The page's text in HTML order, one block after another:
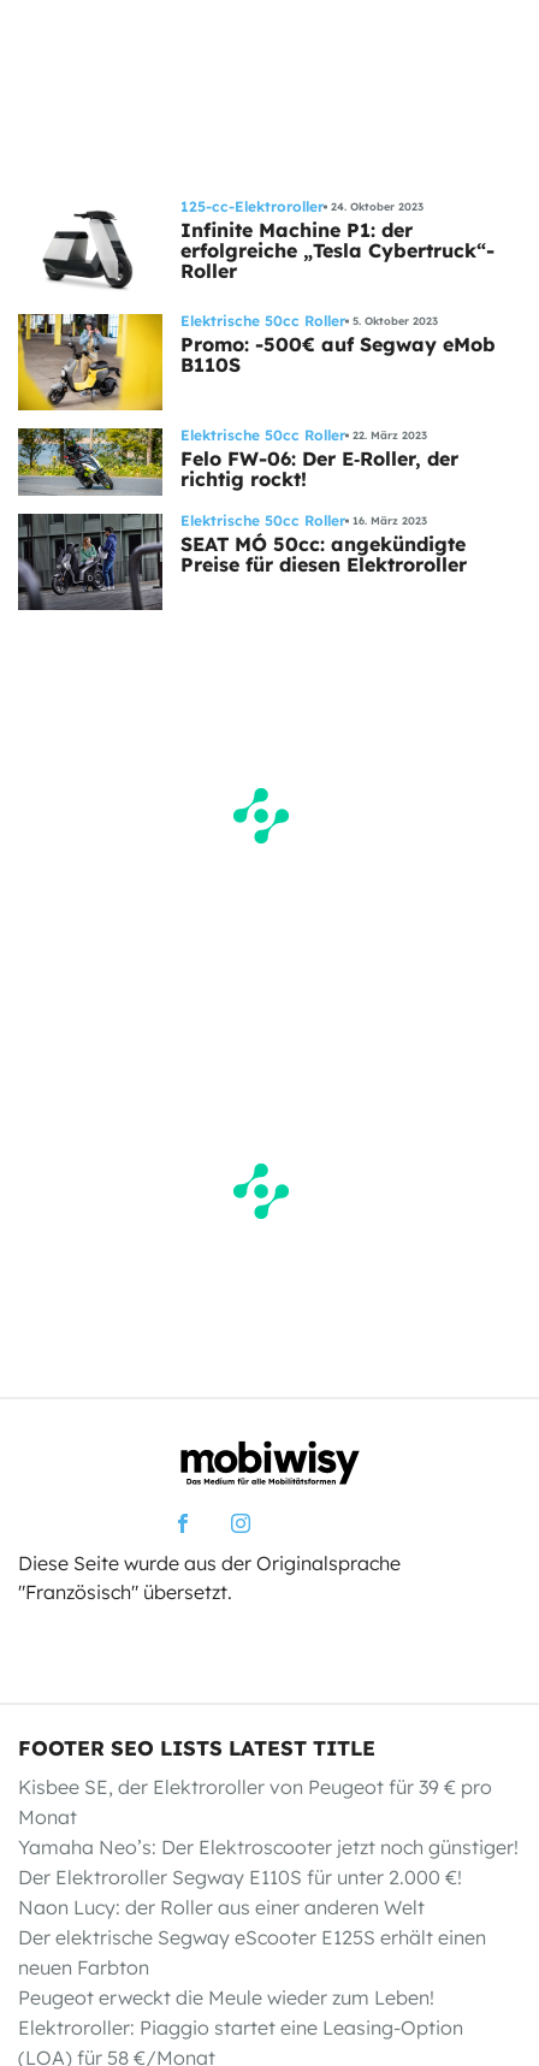
125-cc-Elektroroller 24. Oktober 2023
Infinite Machine P1: der
erfolgreiche „Tesla Cybertruck“-
Roller
Elektrische 50cc Roller 5. Oktober 2023
Promo: -500€ auf Segway eMob
B110S
Elektrische 50cc Roller 22. März 2023
Felo FW-06: Der E‑Roller, der
richtig rockt!
Elektrische 50cc Roller 16. März 2023
SEAT MÓ 50cc: angekündigte
Preise für diesen Elektroroller
Diese Seite wurde aus der Originalsprache
"Französisch" übersetzt.
FOOTER SEO LISTS LATEST TITLE
Kisbee SE, der Elektroroller von Peugeot für 39 € pro
Monat
Yamaha Neo’s: Der Elektroscooter jetzt noch günstiger!
Der Elektroroller Segway E110S für unter 2.000 €!
Naon Lucy: der Roller aus einer anderen Welt
Der elektrische Segway eScooter E125S erhält einen
neuen Farbton
Peugeot erweckt die Meule wieder zum Leben!
Elektroroller: Piaggio startet eine Leasing-Option
(LOA) für 58 €/Monat